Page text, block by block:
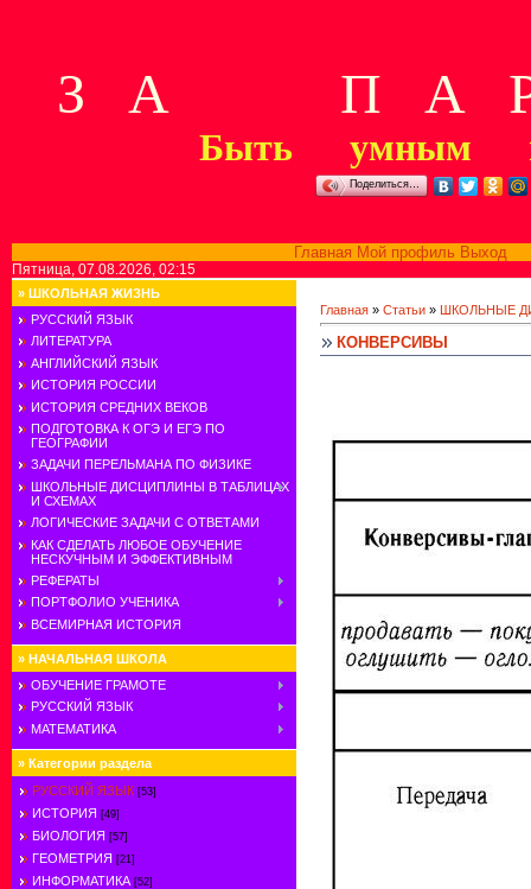
З А П А Р
Быть умным
Поделиться…
Главная Мой профиль Выход
Пятница, 07.08.2026, 02:15
» ШКОЛЬНАЯ ЖИЗНЬ
РУССКИЙ ЯЗЫК
ЛИТЕРАТУРА
АНГЛИЙСКИЙ ЯЗЫК
ИСТОРИЯ РОССИИ
ИСТОРИЯ СРЕДНИХ ВЕКОВ
ПОДГОТОВКА К ОГЭ И ЕГЭ ПО
ГЕОГРАФИИ
ЗАДАЧИ ПЕРЕЛЬМАНА ПО ФИЗИКЕ
ШКОЛЬНЫЕ ДИСЦИПЛИНЫ В ТАБЛИЦАХ
И СХЕМАХ
ЛОГИЧЕСКИЕ ЗАДАЧИ С ОТВЕТАМИ
КАК СДЕЛАТЬ ЛЮБОЕ ОБУЧЕНИЕ
НЕСКУЧНЫМ И ЭФФЕКТИВНЫМ
РЕФЕРАТЫ
ПОРТФОЛИО УЧЕНИКА
ВСЕМИРНАЯ ИСТОРИЯ
» НАЧАЛЬНАЯ ШКОЛА
ОБУЧЕНИЕ ГРАМОТЕ
РУССКИЙ ЯЗЫК
МАТЕМАТИКА
» Категории раздела
РУССКИЙ ЯЗЫК [53]
ИСТОРИЯ [49]
БИОЛОГИЯ [57]
ГЕОМЕТРИЯ [21]
ИНФОРМАТИКА [52]
Главная » Статьи » ШКОЛЬНЫЕ
КОНВЕРСИВЫ